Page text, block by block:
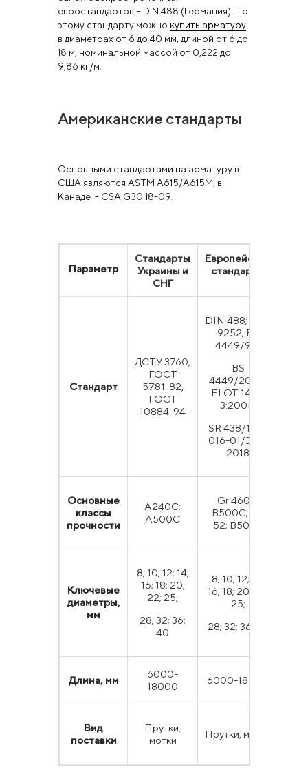
евростандартов – DIN 488 (Германия). По
этому стандарту можно купить арматуру
в диаметрах от 6 до 40 мм, длиной от 6 до
18 м, номинальной массой от 0,222 до
9,86 кг/м.
Американские стандарты
Основными стандартами на арматуру в
США являются ASTM A615/А615М, в
Канаде - CSA G30.18-09.
Параметр
Стандарты
Украины и
СНГ
Европейские
стандарты
Стандарт
ДСТУ 3760,
ГОСТ
5781-82,
ГОСТ
10884-94
DIN 488; BDS
9252; BS
4449/97;
BS
4449/2005;
ELOT 1421-
3:2005;
SR 438/1; ТА
016-01/380-
2018
Основные
классы
прочности
А240С;
А500С
Gr 460B;
B500C; PC
52; B500B
Ключевые
диаметры,
мм
8; 10; 12; 14;
16; 18; 20;
22; 25;
28; 32; 36;
40
8; 10; 12; 14;
16; 18; 20; 22;
25;
28; 32; 36; 40
Длина, мм
6000-
18000
6000-18000
Вид
поставки
Прутки,
мотки
Прутки, мотки